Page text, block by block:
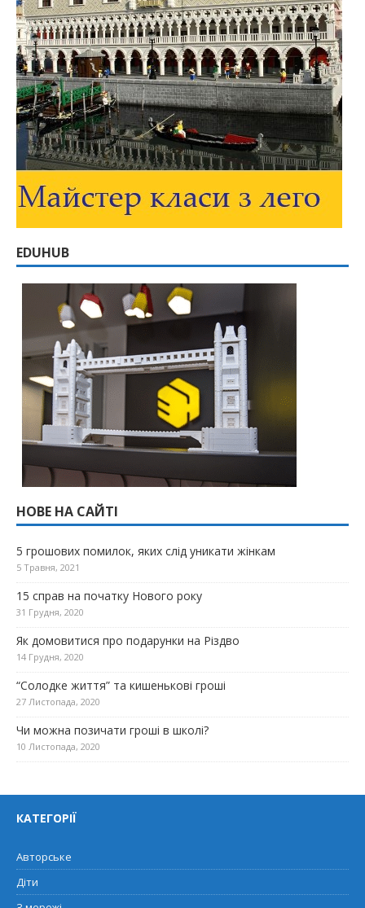
EDUHUB
НОВЕ НА САЙТІ
5 грошових помилок, яких слід уникати жінкам
5 Травня, 2021
15 справ на початку Нового року
31 Грудня, 2020
Як домовитися про подарунки на Різдво
14 Грудня, 2020
“Солодке життя” та кишенькові гроші
27 Листопада, 2020
Чи можна позичати гроші в школі?
10 Листопада, 2020
КАТЕГОРІЇ
Авторське
Діти